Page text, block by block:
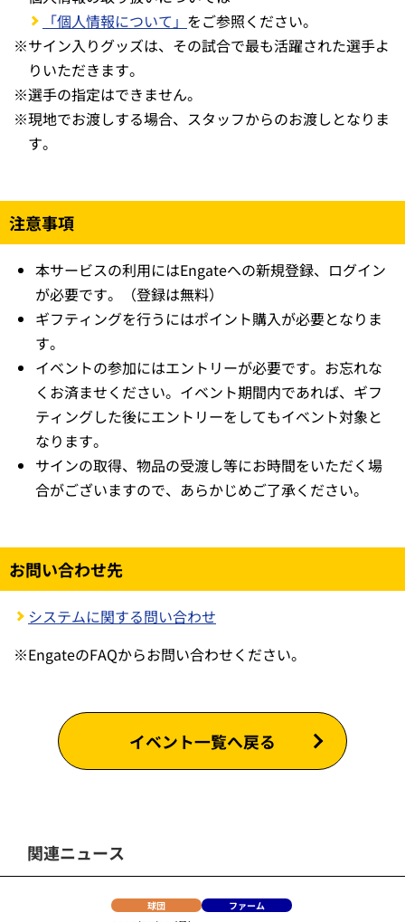
「個人情報について」 をご参照ください。
※サイン入りグッズは、その試合で最も活躍された選手よ
りいただきます。
※選手の指定はできません。
※現地でお渡しする場合、スタッフからのお渡しとなりま
す。
注意事項
本サービスの利用にはEngateへの新規登録、ログイン
が必要です。（登録は無料）
ギフティングを行うにはポイント購入が必要となりま
す。
イベントの参加にはエントリーが必要です。お忘れな
くお済ませください。イベント期間内であれば、ギフ
ティングした後にエントリーをしてもイベント対象と
なります。
サインの取得、物品の受渡し等にお時間をいただく場
合がございますので、あらかじめご了承ください。
お問い合わせ先
システムに関する問い合わせ
※EngateのFAQからお問い合わせください。
イベント一覧へ戻る
関連ニュース
球団 ファーム